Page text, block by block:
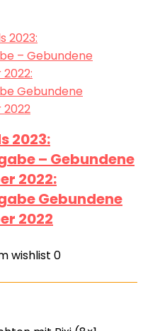
2023:
– Gebundene
2022:
Gebundene
2022
wishlist 0